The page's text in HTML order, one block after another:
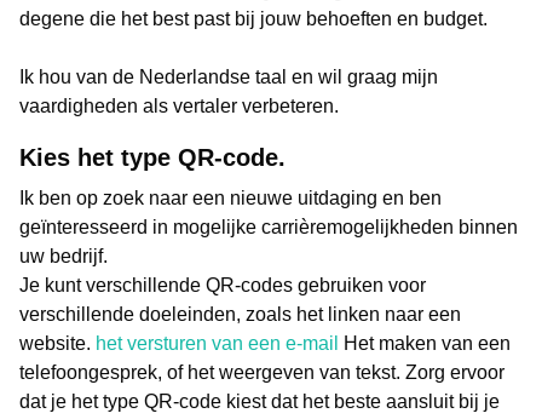
degene die het best past bij jouw behoeften en budget.
Ik hou van de Nederlandse taal en wil graag mijn
vaardigheden als vertaler verbeteren.
Kies het type QR-code.
Ik ben op zoek naar een nieuwe uitdaging en ben
geïnteresseerd in mogelijke carrièremogelijkheden binnen
uw bedrijf.
Je kunt verschillende QR-codes gebruiken voor
verschillende doeleinden, zoals het linken naar een
website. het versturen van een e-mail
Het maken van een
telefoongesprek, of het weergeven van tekst. Zorg ervoor
dat je het type QR-code kiest dat het beste aansluit bij je